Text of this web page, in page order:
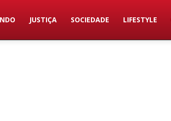
JUSTIÇA SOCIEDADE LIFESTYLE